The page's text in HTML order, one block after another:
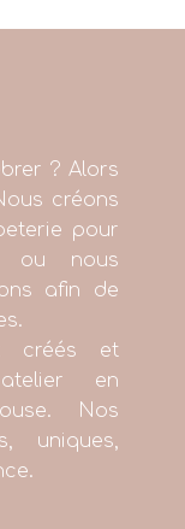
? Alors
créons
pour
ou nous
afin de
créés et
en
Nos
uniques,